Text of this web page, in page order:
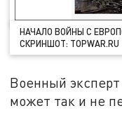
НАЧАЛО ВОЙНЫ С
СКРИНШОТ: TOPWAR.RU
Военный
может так и не